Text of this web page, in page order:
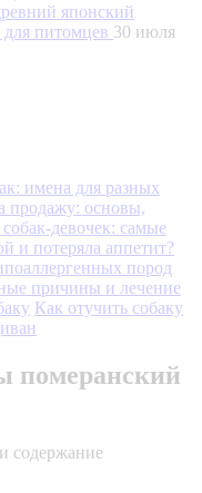
японский
для питомцев 30 июля
имена для разных
продажу: основы,
девочек: самые
и потеряла аппетит?
пород
причины и лечение
Как отучить собаку
померанский
содержание